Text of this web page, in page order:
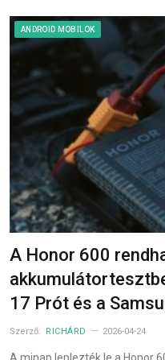
ANDROID MOBILOK
A Honor 600
17 Prót és a
Szerző: RICHÁRD 2026-04-24
A minap leplezték le a Honor